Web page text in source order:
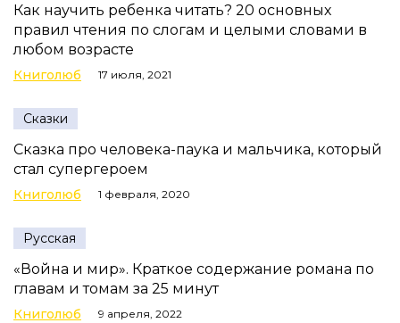
Как научить ребенка читать? 20 основных
правил чтения по слогам и целыми словами в
любом возрасте
Книголюб 17 июля, 2021
Сказки
Сказка про человека-паука и мальчика, который
стал супергероем
Книголюб 1 февраля, 2020
Русская
«Война и мир». Краткое содержание романа по
главам и томам за 25 минут
Книголюб 9 апреля, 2022